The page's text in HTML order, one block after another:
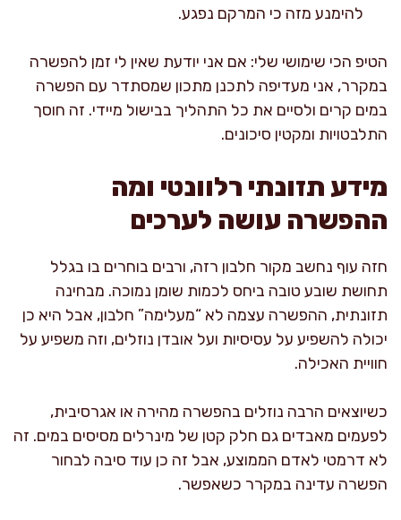
להימנע מזה כי המרקם נפגע.
הטיפ הכי שימושי שלי: אם אני יודעת שאין לי זמן להפשרה
במקרר, אני מעדיפה לתכנן מתכון שמסתדר עם הפשרה
במים קרים ולסיים את כל התהליך בבישול מיידי. זה חוסך
התלבטויות ומקטין סיכונים.
מידע תזונתי רלוונטי ומה
ההפשרה עושה לערכים
חזה עוף נחשב מקור חלבון רזה, ורבים בוחרים בו בגלל
תחושת שובע טובה ביחס לכמות שומן נמוכה. מבחינה
תזונתית, ההפשרה עצמה לא “מעלימה” חלבון, אבל היא כן
יכולה להשפיע על עסיסיות ועל אובדן נוזלים, וזה משפיע על
חוויית האכילה.
כשיוצאים הרבה נוזלים בהפשרה מהירה או אגרסיבית,
לפעמים מאבדים גם חלק קטן של מינרלים מסיסים במים. זה
לא דרמטי לאדם הממוצע, אבל זה כן עוד סיבה לבחור
הפשרה עדינה במקרר כשאפשר.